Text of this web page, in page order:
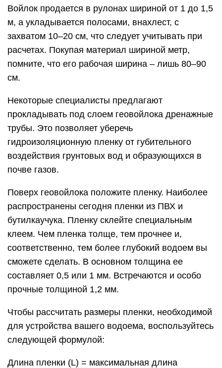
Войлок продается в рулонах шириной от 1 до 1,5
м, а укладывается полосами, внахлест, с
захватом 10–20 см, что следует учитывать при
расчетах. Покупая материал шириной метр,
помните, что его рабочая ширина – лишь 80–90
см.
Некоторые специалисты предлагают
прокладывать под слоем геовойлока дренажные
трубы. Это позволяет уберечь
гидроизоляционную пленку от губительного
воздействия грунтовых вод и образующихся в
почве газов.
Поверх геовойлока положите пленку. Наиболее
распространены сегодня пленки из ПВХ и
бутилкаучука. Пленку склейте специальным
клеем. Чем пленка толще, тем прочнее и,
соответственно, тем более глубокий водоем вы
сможете сделать. В основном толщина ее
составляет 0,5 или 1 мм. Встречаются и особо
прочные толщиной 1,2 мм.
Чтобы рассчитать размеры пленки, необходимой
для устройства вашего водоема, воспользуйтесь
следующей формулой:
Длина пленки (L) = максимальная длина